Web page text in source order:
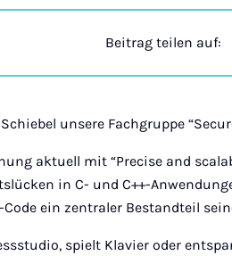
Beitrag teilen auf:
unsere Fachgruppe
aktuell mit “Precise and
in C- und C++-
ein zentraler Bestandteil
spielt Klavier oder